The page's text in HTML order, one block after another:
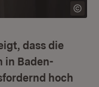
dass die
in Baden-
hoch